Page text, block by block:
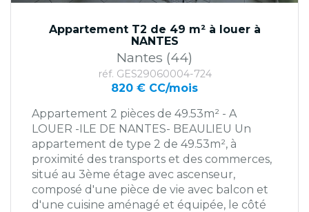
Appartement T2 de 49 m² à louer à
NANTES
Nantes (44)
réf. GES29060004-724
820 € CC/mois
Appartement 2 pièces de 49.53m² - A
LOUER -ILE DE NANTES- BEAULIEU Un
appartement de type 2 de 49.53m², à
proximité des transports et des commerces,
situé au 3ème étage avec ascenseur,
composé d'une pièce de vie avec balcon et
d'une cuisine aménagé et équipée, le côté